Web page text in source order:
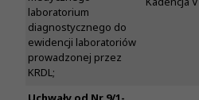
laboratorium
diagnostycznego do
ewidencji laboratoriów
prowadzonej przez
KRDL;